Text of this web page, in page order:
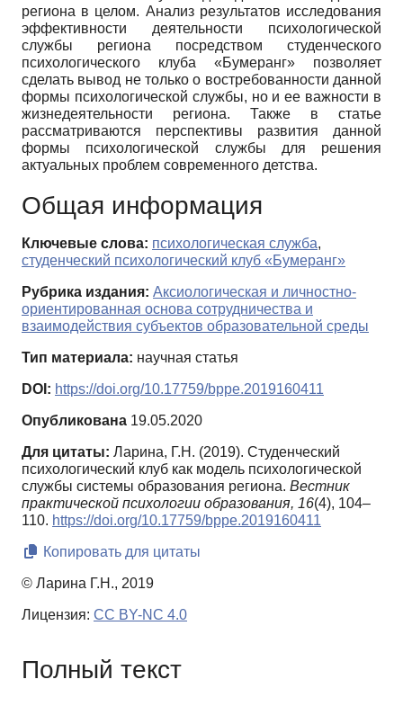
региона в целом. Анализ результатов исследования
эффективности деятельности психологической
службы региона посредством студенческого
психологического клуба «Бумеранг» позволяет
сделать вывод не только о востребованности данной
формы психологической службы, но и ее важности в
жизнедеятельности региона. Также в статье
рассматриваются перспективы развития данной
формы психологической службы для решения
актуальных проблем современного детства.
Общая информация
Ключевые слова: психологическая служба,
студенческий психологический клуб «Бумеранг»
Рубрика издания: Аксиологическая и личностно-
ориентированная основа сотрудничества и
взаимодействия субъектов образовательной среды
Тип материала: научная статья
DOI: https://doi.org/10.17759/bppe.2019160411
Опубликована 19.05.2020
Для цитаты: Ларина, Г.Н. (2019). Студенческий
психологический клуб как модель психологической
службы системы образования региона. Вестник
практической психологии образования, 16(4), 104–
110. https://doi.org/10.17759/bppe.2019160411
Копировать для цитаты
© Ларина Г.Н., 2019
Лицензия: CC BY-NC 4.0
Полный текст